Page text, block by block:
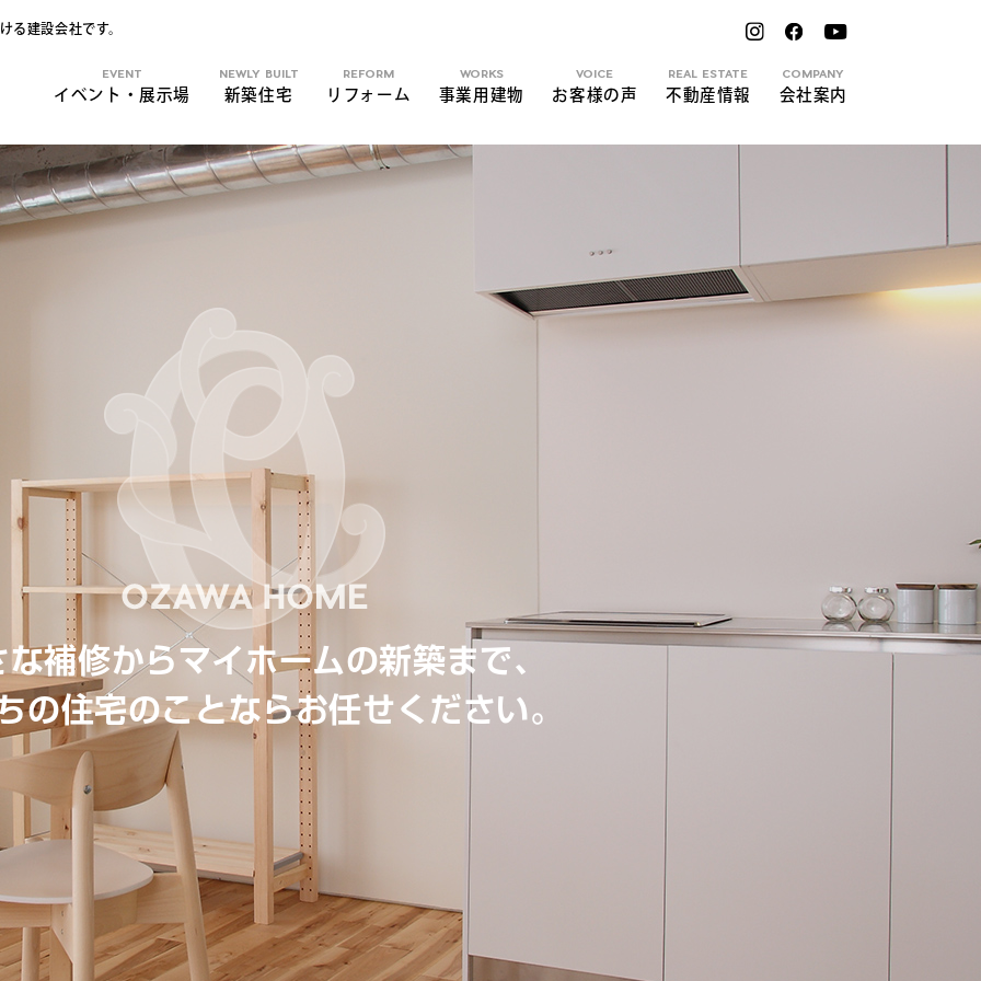
る建設会社です。
EVENT
イベント・展示場
NEWLY BUILT
新築住宅
REFORM
リフォーム
WORKS
事業用建物
VOICE
お客様の声
REAL ESTATE
不動産情報
COMPANY
会社案内
な補修からマイホームの新築まで、
の住宅のことならお任せください。